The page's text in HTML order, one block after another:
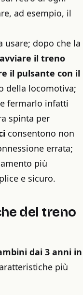
ad esempio, il
usare; dopo che la
il treno
il pulsante con il
della locomotiva;
fermarlo infatti
spinta per
consentono non
errata;
più
e sicuro.
del treno
dai 3 anni in
più